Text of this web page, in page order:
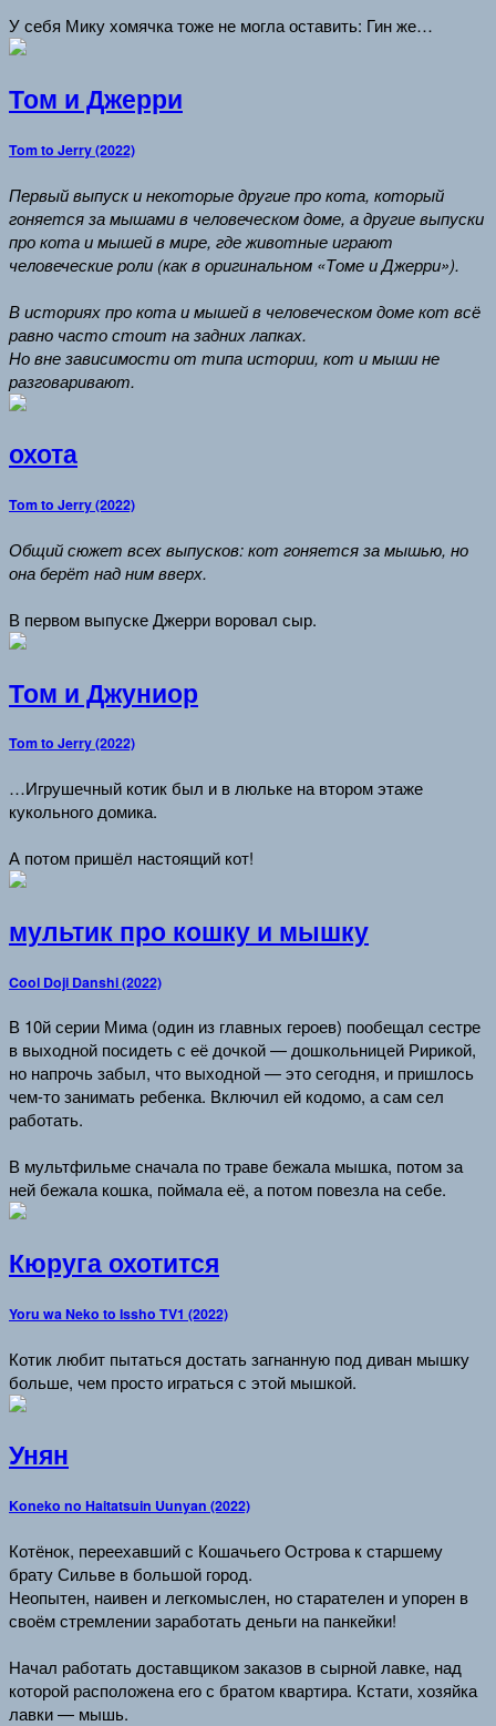
У себя Мику хомячка тоже не могла оставить: Гин же…
Том и Джерри
Tom to Jerry (2022)
Первый выпуск и некоторые другие про кота, который
гоняется за мышами в человеческом доме, а другие выпуски
про кота и мышей в мире, где животные играют
человеческие роли (как в оригинальном «Томе и Джерри»).
В историях про кота и мышей в человеческом доме кот всё
равно часто стоит на задних лапках.
Но вне зависимости от типа истории, кот и мыши не
разговаривают.
охота
Tom to Jerry (2022)
Общий сюжет всех выпусков: кот гоняется за мышью, но
она берёт над ним вверх.
В первом выпуске Джерри воровал сыр.
Том и Джуниор
Tom to Jerry (2022)
…Игрушечный котик был и в люльке на втором этаже
кукольного домика.
А потом пришёл настоящий кот!
мультик про кошку и мышку
Cool Doji Danshi (2022)
В 10й серии Мима (один из главных героев) пообещал сестре
в выходной посидеть с её дочкой — дошкольницей Ририкой,
но напрочь забыл, что выходной — это сегодня, и пришлось
чем-то занимать ребенка. Включил ей кодомо, а сам сел
работать.
В мультфильме сначала по траве бежала мышка, потом за
ней бежала кошка, поймала её, а потом повезла на себе.
Кюруга охотится
Yoru wa Neko to Issho TV1 (2022)
Котик любит пытаться достать загнанную под диван мышку
больше, чем просто играться с этой мышкой.
Унян
Koneko no Haitatsuin Uunyan (2022)
Котёнок, переехавший с Кошачьего Острова к старшему
брату Сильве в большой город.
Неопытен, наивен и легкомыслен, но старателен и упорен в
своём стремлении заработать деньги на панкейки!
Начал работать доставщиком заказов в сырной лавке, над
которой расположена его с братом квартира. Кстати, хозяйка
лавки — мышь.